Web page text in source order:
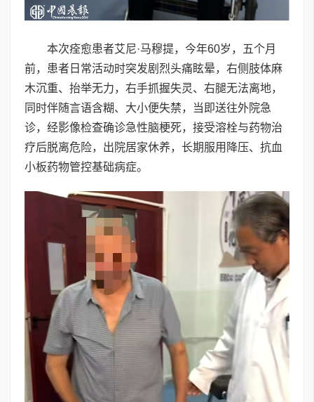
本次痊愈患者艾尼·马穆提，今年60岁，五个月
前，患者日常活动时突发剧烈头痛眩晕，右侧肢体麻
木沉重、抬举无力，右手抓握失灵、右腿无法离地，
同时伴随言语含糊、大小便失禁，当即送往外院急
诊，经影像检查确诊急性脑梗死，接受溶栓与药物治
疗后脱离危险，出院居家休养，长期服用降压、抗血
小板药物管控基础病症。